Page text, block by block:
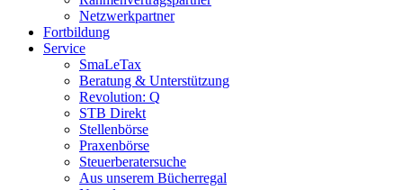
Netzwerkpartner
Fortbildung
Service
SmaLeTax
Beratung & Unterstützung
Revolution: Q
STB Direkt
Stellenbörse
Praxenbörse
Steuerberatersuche
Aus unserem Bücherregal